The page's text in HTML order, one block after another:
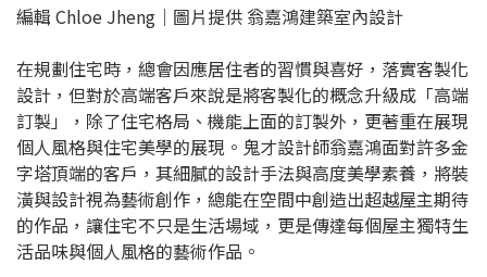
編輯 Chloe Jheng｜圖片提供 翁嘉鴻建築室內設計
在規劃住宅時，總會因應居住者的習慣與喜好，落實客製化
設計，但對於高端客戶來說是將客製化的概念升級成「高端
訂製」，除了住宅格局、機能上面的訂製外，更著重在展現
個人風格與住宅美學的展現。鬼才設計師翁嘉鴻面對許多金
字塔頂端的客戶，其細膩的設計手法與高度美學素養，將裝
潢與設計視為藝術創作，總能在空間中創造出超越屋主期待
的作品，讓住宅不只是生活場域，更是傳達每個屋主獨特生
活品味與個人風格的藝術作品。